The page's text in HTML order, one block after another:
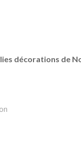
décorations de